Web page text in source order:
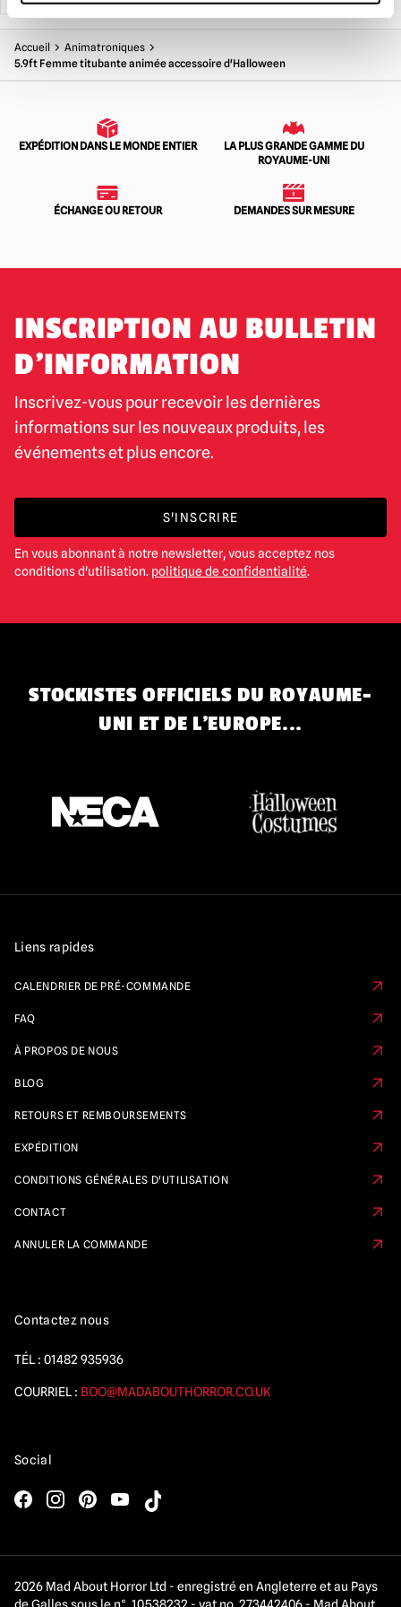
Accueil
Animatroniques
5.9ft Femme titubante animée accessoire d'Halloween
EXPÉDITION DANS LE MONDE ENTIER
LA PLUS GRANDE GAMME DU
ROYAUME-UNI
ÉCHANGE OU RETOUR DEMANDES SUR MESURE
INSCRIPTION AU BULLETIN
D'INFORMATION
Inscrivez-vous pour recevoir les dernières
informations sur les nouveaux produits, les
événements et plus encore.
S'INSCRIRE
En vous abonnant à notre newsletter, vous acceptez nos
conditions d'utilisation. politique de confidentialité.
STOCKISTES OFFICIELS DU ROYAUME-
UNI ET DE L'EUROPE...
Liens rapides
CALENDRIER DE PRÉ-COMMANDE
FAQ
À PROPOS DE NOUS
BLOG
RETOURS ET REMBOURSEMENTS
EXPÉDITION
CONDITIONS GÉNÉRALES D'UTILISATION
CONTACT
ANNULER LA COMMANDE
Contactez nous
TÉL : 01482 935936
COURRIEL : BOO@MADABOUTHORROR.CO.UK
Social
2026 Mad About Horror Ltd - enregistré en Angleterre et au Pays